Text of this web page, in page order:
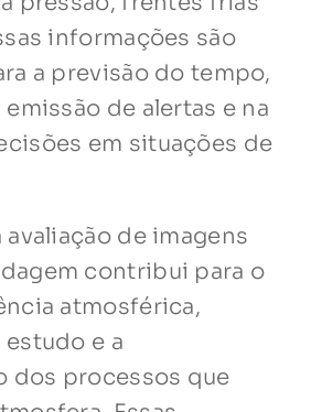
informações são
a previsão do tempo,
de alertas e na
em situações de
de imagens
contribui para o
atmosférica,
e a
dos processos que